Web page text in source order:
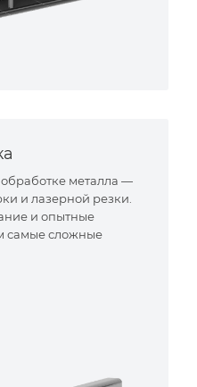
металла —
и лазерной резки.
и опытные
самые сложные